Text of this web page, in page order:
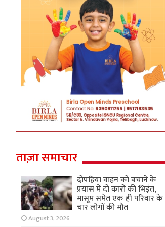
ताज़ा समाचार
दोपहिया वाहन को बचाने के
प्रयास में दो कारों की भिड़ंत,
मासूम समेत एक ही परिवार के
चार लोगों की मौत
August 3, 2026